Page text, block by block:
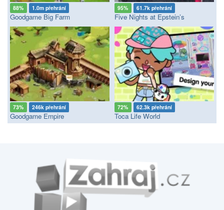
88% 1.0m přehrání
Goodgame Big Farm
95% 61.7k přehrání
Five Nights at Epstein’s
73% 246k přehrání
Goodgame Empire
72% 62.3k přehrání
Toca Life World